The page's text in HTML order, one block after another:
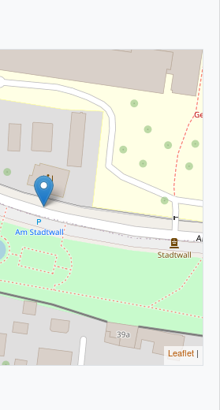
Leaflet |